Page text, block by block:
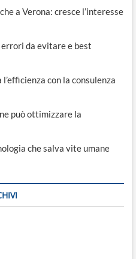
a Verona: cresce l’interesse
da evitare e best
con la consulenza
può ottimizzare la
che salva vite umane